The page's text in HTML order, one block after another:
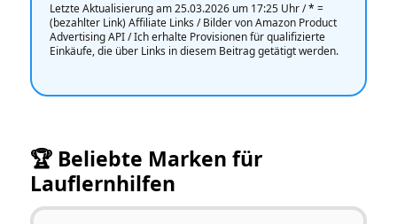
Letzte Aktualisierung am 25.03.2026 um 17:25 Uhr /* =
(bezahlter Link) Affiliate Links / Bilder von Amazon Product
Advertising API / Ich erhalte Provisionen für qualifizierte
Einkäufe, die über Links in diesem Beitrag getätigt werden.
🏆 Beliebte Marken für
Lauflernhilfen